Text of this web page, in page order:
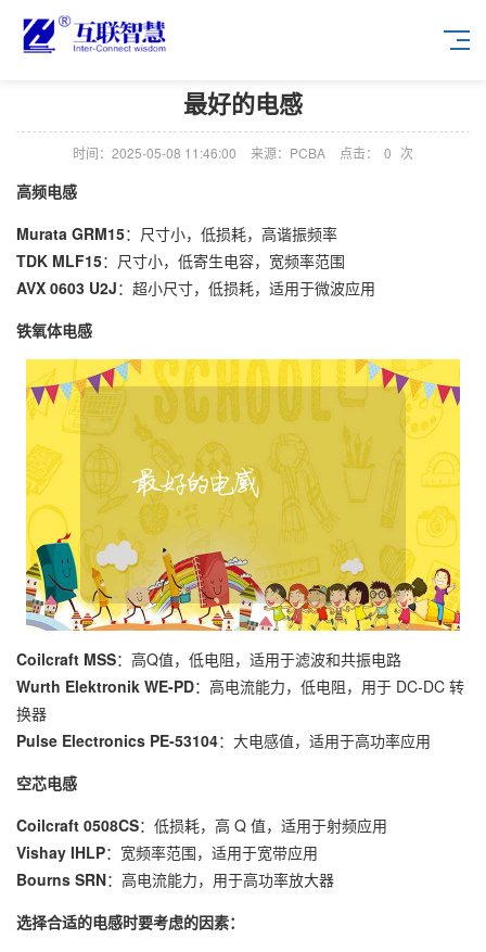
最好的电感
时间：2025-05-08 11:46:00 来源：PCBA 点击： 0 次
高频电感
Murata GRM15：尺寸小，低损耗，高谐振频率
TDK MLF15：尺寸小，低寄生电容，宽频率范围
AVX 0603 U2J：超小尺寸，低损耗，适用于微波应用
铁氧体电感
Coilcraft MSS：高Q值，低电阻，适用于滤波和共振电路
Wurth Elektronik WE-PD：高电流能力，低电阻，用于 DC-DC 转
换器
Pulse Electronics PE-53104：大电感值，适用于高功率应用
空芯电感
Coilcraft 0508CS：低损耗，高 Q 值，适用于射频应用
Vishay IHLP：宽频率范围，适用于宽带应用
Bourns SRN：高电流能力，用于高功率放大器
选择合适的电感时要考虑的因素：